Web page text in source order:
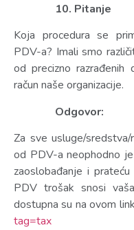
10. Pitanje
Koja procedura se
PDV-a? Imali smo
od precizno
račun naše organizacije.
Odgovor:
Za sve usluge/
od PDV-a neophodno
zaoslobađanje i
PDV trošak snosi
dostupna su na ovom
tag=tax